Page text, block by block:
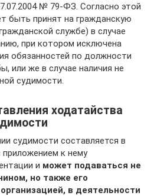
№ 79-ФЗ. Согласно этой
быть принят на гражданскую
службе) в случае
при котором исключена
обязанностей по должности
или же в случае наличия не
судимости.
ходатайства
судимости составляется в
к нему
и может подаваться не
но также его
в деятельности